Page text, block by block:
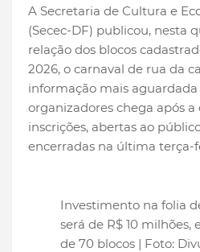
A Secretaria de Cultura e
(Secec-DF) publicou, nesta
relação dos blocos
2026, o carnaval de rua da
informação mais aguardada
organizadores chega após a
inscrições, abertas ao
encerradas na última terça-
Investimento na folia
será de R$ 10 milhões,
de 70 blocos | Foto: